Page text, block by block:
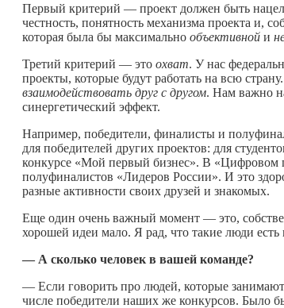
Первый критерий — проект должен быть
честность, понятность механизма проекта и,
которая была бы максимально объективной и
Третий критерий — это охват. У нас
проекты, которые будут работать на всю
взаимодействовать друг с другом. Нам важно
синергетический эффект.
Например, победители, финалисты и
для победителей других проектов: для
конкурсе «Мой первый бизнес». В «Цифровом
полуфиналистов «Лидеров России». И это
разные активности своих друзей и знакомых.
Еще один очень важный момент — это,
хорошей идеи мало. Я рад, что такие люди
— А сколько человек в вашей команде?
— Если говорить про людей, которые
числе победители наших же конкурсов. Было